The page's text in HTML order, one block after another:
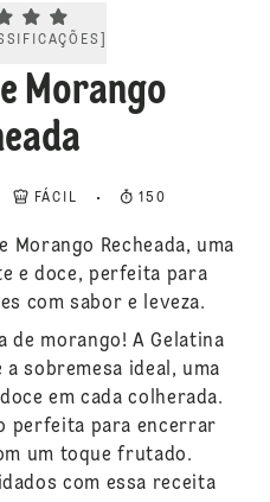
Current rating 5.0. Click to rate.
Morango
FÁCIL 150
Morango Recheada, uma
e doce, perfeita para
com sabor e leveza.
de morango! A Gelatina
a sobremesa ideal, uma
em cada colherada.
perfeita para encerrar
um toque frutado.
com essa receita